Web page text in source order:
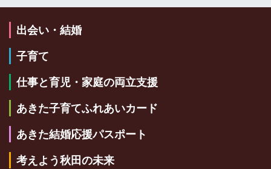
出会い・結婚
子育て
仕事と育児・家庭の両立支援
あきた子育てふれあいカード
あきた結婚応援パスポート
考えよう秋田の未来